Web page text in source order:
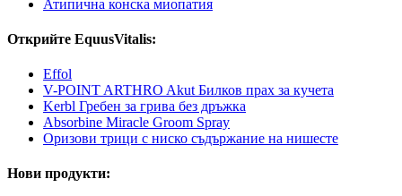
Атипична конска миопатия
Открийте EquusVitalis:
Effol
V-POINT ARTHRO Akut Билков прах за кучета
Kerbl Гребен за грива без дръжка
Absorbine Miracle Groom Spray
Оризови трици с ниско съдържание на нишесте
Нови продукти: